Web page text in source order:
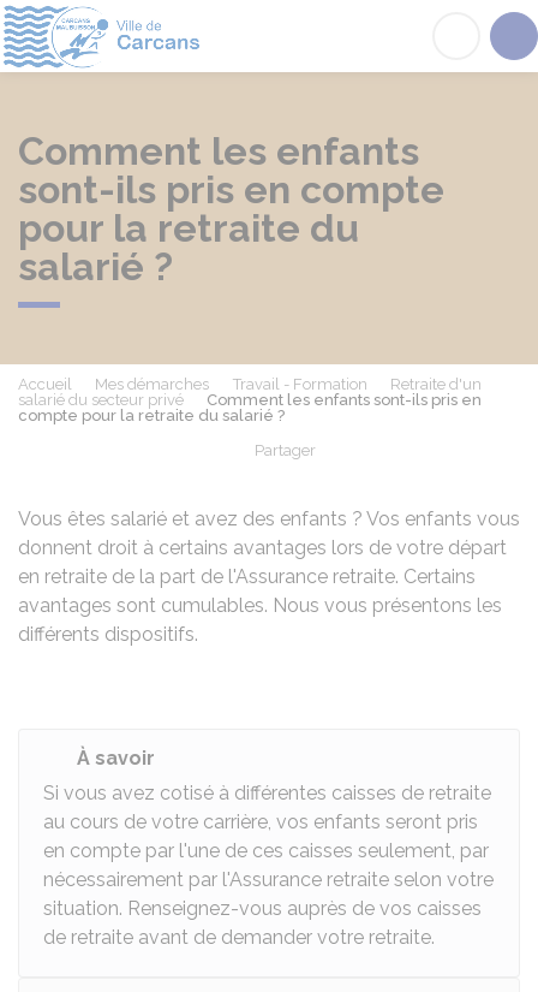
Comment les enfants
sont-ils pris en compte
pour la retraite du
salarié ?
Accueil Mes démarches Travail - Formation
Retraite d'un
salarié du secteur privé
Comment les enfants sont-ils pris en
compte pour la retraite du salarié ?
Partager
Vous êtes salarié et avez des enfants ? Vos enfants vous
donnent droit à certains avantages lors de votre départ
en retraite de la part de l'Assurance retraite. Certains
avantages sont cumulables. Nous vous présentons les
différents dispositifs.
À savoir
Si vous avez cotisé à différentes caisses de retraite
au cours de votre carrière, vos enfants seront pris
en compte par l'une de ces caisses seulement, par
nécessairement par l'Assurance retraite selon votre
situation. Renseignez-vous auprès de vos caisses
de retraite avant de demander votre retraite.